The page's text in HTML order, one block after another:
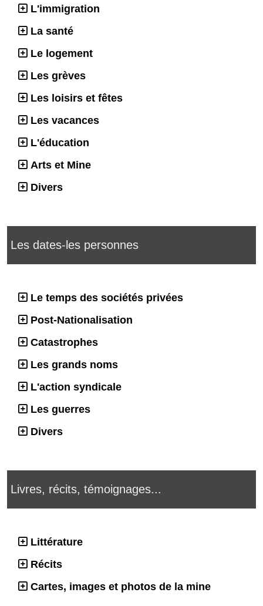
L'immigration
La santé
Le logement
Les grèves
Les loisirs et fêtes
Les vacances
L'éducation
Arts et Mine
Divers
Les dates-les personnes
Le temps des sociétés privées
Post-Nationalisation
Catastrophes
Les grands noms
L'action syndicale
Les guerres
Divers
Livres, récits, témoignages...
Littérature
Récits
Cartes, images et photos de la mine